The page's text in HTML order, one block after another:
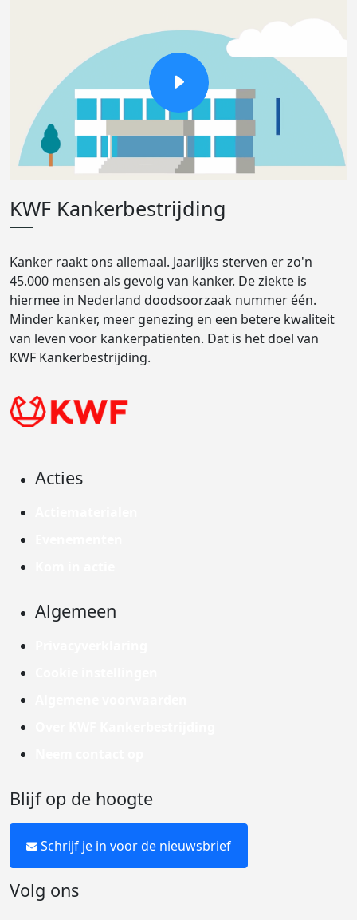
KWF Kankerbestrijding
Kanker raakt ons allemaal. Jaarlijks sterven er zo'n
45.000 mensen als gevolg van kanker. De ziekte is
hiermee in Nederland doodsoorzaak nummer één.
Minder kanker, meer genezing en een betere kwaliteit
van leven voor kankerpatiënten. Dat is het doel van
KWF Kankerbestrijding.
Acties
Algemeen
Blijf op de hoogte
Schrijf je in voor de nieuwsbrief
Volg ons